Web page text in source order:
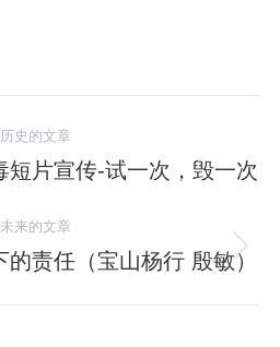
历史的文章
历
的
文
短片宣传-试一次，毁一次
未来的文章
未
的责任（宝山杨行 殷敏）